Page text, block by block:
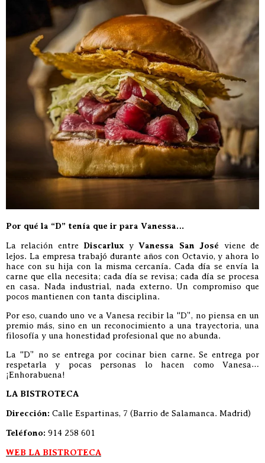
Por qué la “D” tenía que ir para Vanessa…
La relación entre Discarlux y Vanessa San José viene de
lejos. La empresa trabajó durante años con Octavio, y ahora lo
hace con su hija con la misma cercanía. Cada día se envía la
carne que ella necesita; cada día se revisa; cada día se procesa
en casa. Nada industrial, nada externo. Un compromiso que
pocos mantienen con tanta disciplina.
Por eso, cuando uno ve a Vanesa recibir la “D”, no piensa en un
premio más, sino en un reconocimiento a una trayectoria, una
filosofía y una honestidad profesional que no abunda.
La “D” no se entrega por cocinar bien carne. Se entrega por
respetarla y pocas personas lo hacen como Vanesa…
¡Enhorabuena!
LA BISTROTECA
Dirección: Calle Espartinas, 7 (Barrio de Salamanca. Madrid)
Teléfono: 914 258 601
WEB LA BISTROTECA